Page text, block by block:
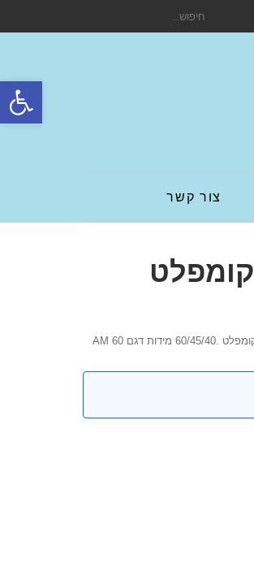
פתח
חיפוש
צור קשר
אקווריום מים מלוחים Plug&Play קומפלט